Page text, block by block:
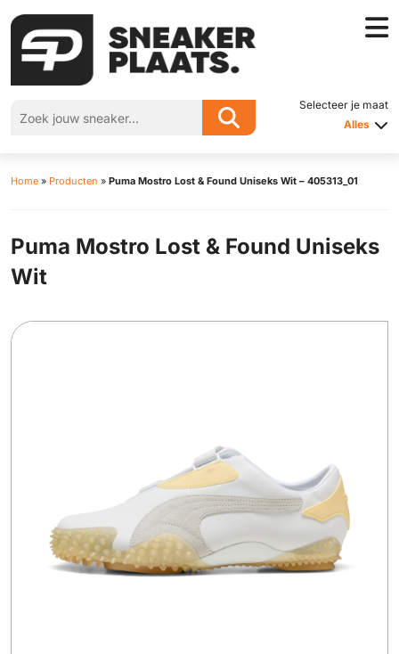
Selecteer je maat
Alles
Home » Producten » Puma Mostro Lost & Found Uniseks Wit – 405313_01
Puma Mostro Lost & Found Uniseks
Wit